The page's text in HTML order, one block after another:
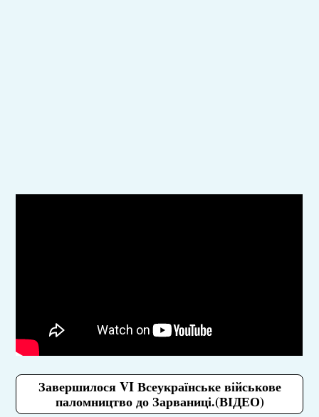
Завершилося VI Всеукраїнське військове
паломництво до Зарваниці.(ВІДЕО)